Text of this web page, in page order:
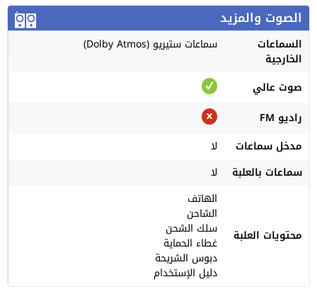
الصوت والمزيد
السماعات
الخارجية
سماعات ستيريو (Dolby Atmos)
صوت عالي
راديو FM
مدخل سماعات
لا
سماعات بالعلبة
لا
محتويات العلبة
الهاتف
الشاحن
سلك الشحن
غطاء الحماية
دبوس الشريحة
دليل الإستخدام